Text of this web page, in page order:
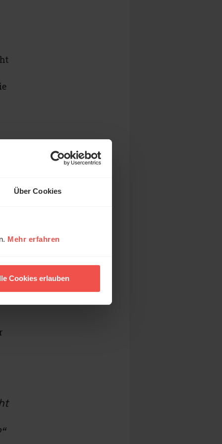
Über Cookies
Mehr erfahren
Cookies erlauben